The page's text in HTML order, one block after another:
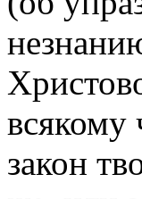
всякому
закон